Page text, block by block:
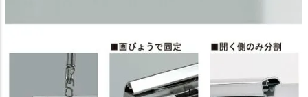
カテゴリーから選ぶ
業種・用途から選ぶ